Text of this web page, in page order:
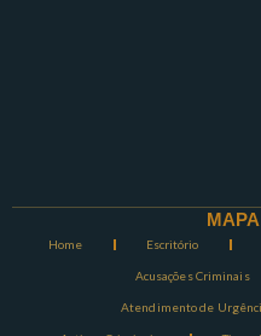
Home Escritório
Acusações Criminais
Atendimento de